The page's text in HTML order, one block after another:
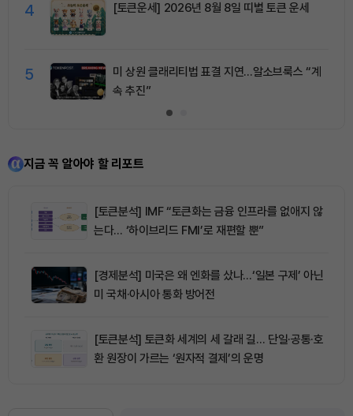
4 [토큰운세] 2026년 8월 8일 띠별 토큰 운세
5
미 상원 클래리티법 표결 지연…알소브룩스 “계
속 추진”
지금 꼭 알아야 할 리포트
[토큰분석] IMF “토큰화는 금융 인프라를 없애지 않
는다… ‘하이브리드 FMI’로 재편할 뿐”
[경제분석] 미국은 왜 엔화를 샀나…‘일본 구제’ 아닌
미 국채·아시아 통화 방어전
[토큰분석] 토큰화 세계의 세 갈래 길… 단일·공통·호
환 원장이 가르는 ‘원자적 결제’의 운명